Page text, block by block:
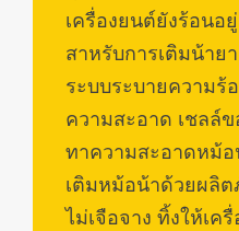
เครื่องยนต์ยังร้อนอยู่
สาหรับการเติมน้าย
ระบบระบายความร้
ความสะอาด เชลล์
ทาความสะอาดหม้อ
เติมหม้อน้าด้วยผลิ
ไม่เจือจาง ทิ้งให้เค